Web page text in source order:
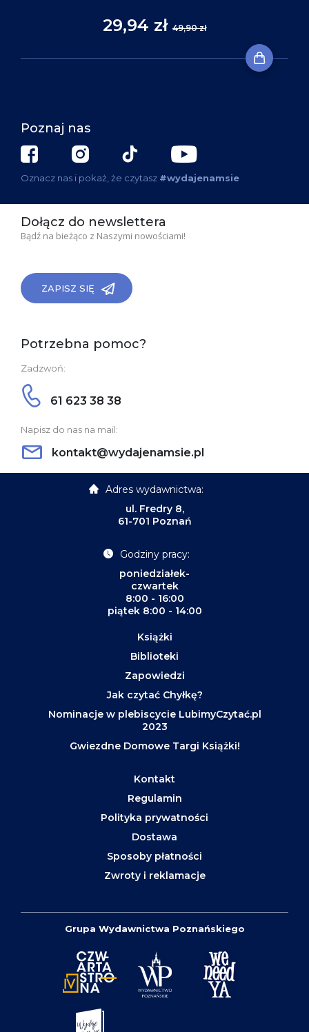
29,94 zł 49,90 zł
Poznaj nas
Oznacz nas i pokaż, że czytasz #wydajenamsie
Dołącz do newslettera
Bądź na bieżąco z Naszymi nowościami!
ZAPISZ SIĘ
Potrzebna pomoc?
Zadzwoń:
61 623 38 38
Napisz do nas na mail:
kontakt@wydajenamsie.pl
Adres wydawnictwa:
ul. Fredry 8,
61-701 Poznań
Godziny pracy:
poniedziałek-
czwartek
8:00 - 16:00
piątek 8:00 - 14:00
Książki
Biblioteki
Zapowiedzi
Jak czytać Chyłkę?
Nominacje w plebiscycie LubimyCzytać.pl
2023
Gwiezdne Domowe Targi Książki!
Kontakt
Regulamin
Polityka prywatności
Dostawa
Sposoby płatności
Zwroty i reklamacje
Grupa Wydawnictwa Poznańskiego